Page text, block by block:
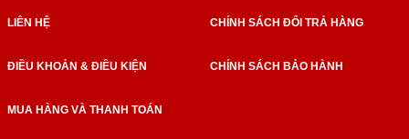
LIÊN HỆ
ĐIỀU KHOẢN & ĐIỀU KIỆN
MUA HÀNG VÀ THANH TOÁN
CHÍNH SÁCH ĐỔI TRẢ HÀNG
CHÍNH SÁCH BẢO HÀNH